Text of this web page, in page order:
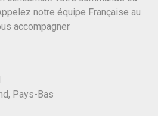
notre équipe Française au
accompagner
Pays-Bas